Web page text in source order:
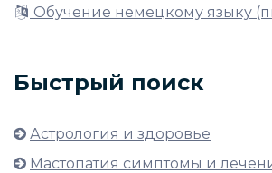
Обучение немецкому языку
Быстрый поиск
Астрология и здоровье
Мастопатия симптомы и